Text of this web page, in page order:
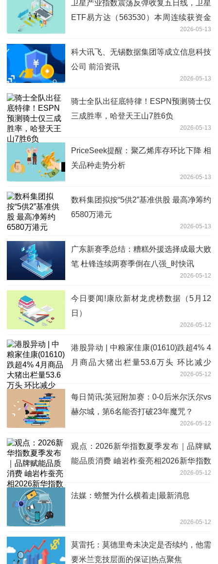
卫星产业指数震荡反弹收复五日线，卫星
ETF易方达（563530）本周连续获资金
2026-05-13
科大讯飞、无锡数据集团等成立信息科技
公司 前沿资讯
2026-05-13
骑士全队出征底特律！ESPN预测骑士仅
三成胜率，哈登天王山7胜6负
2026-05-13
PriceSeek提醒：聚乙烯库存环比下降 相
关品种走势分析
2026-05-13
数科集团拟按“5供2”基准供股 最高净筹约
6580万港元
2026-05-13
广东新赛季总结：糟糕外援选择成最大败
笔 杜锋连续两赛季倒在八强_时快讯
2026-05-12
今日要闻!康欣新材龙虎榜数据（5月12
日）
2026-05-12
港股异动 | 中粮家佳康(01610)跌超4% 4
月商品大猪出栏量53.6万头 环比减少
2026-05-12
每日简讯:英冠附加赛：0-0后米尔沃尔vs
赫尔城，第6名能否打破23年魔咒？
2026-05-12
观点：2026新华指数夏季发布｜品牌赋
能品质消费 岫岩柞蚕亮相2026新华指数
2026-05-12
法媒：螃蟹为什么横着走|最新消息
2026-05-12
莫雷托：莫德里奇未决定是否续约，他需
要米兰竞技层面的保证|热点聚焦